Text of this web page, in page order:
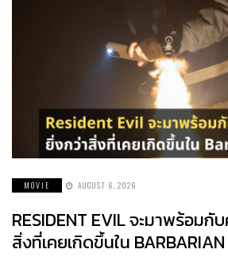
MOVIE AUGUST 6, 2026
RESIDENT EVIL จะมาพร้อมกั
สิ่งที่เคยเกิดขึ้นใน